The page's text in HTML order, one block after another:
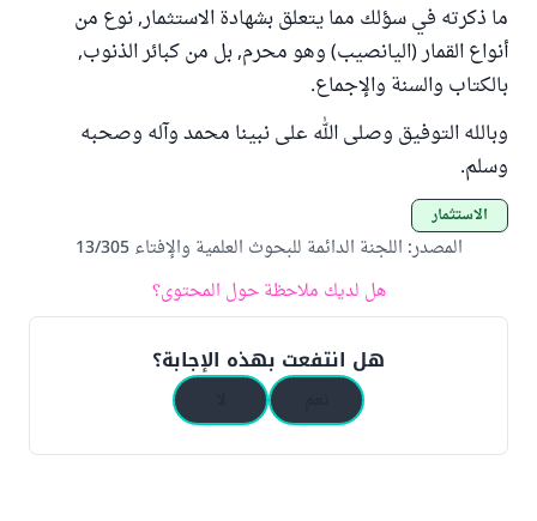
ما ذكرته في سؤلك مما يتعلق بشهادة الاستثمار, نوع من
أنواع القمار (اليانصيب) وهو محرم, بل من كبائر الذنوب,
بالكتاب والسنة والإجماع.
وبالله التوفيق وصلى الله على نبينا محمد وآله وصحبه
وسلم.
الاستثمار
المصدر: اللجنة الدائمة للبحوث العلمية والإفتاء 13/305
هل لديك ملاحظة حول المحتوى؟
هل انتفعت بهذه الإجابة؟